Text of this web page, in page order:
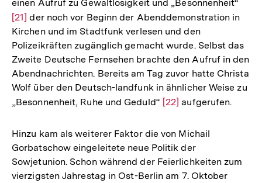
einen Aufruf zu Gewaltlosigkeit und „Besonnenheit“
[21] der noch vor Beginn der Abenddemonstration in
Kirchen und im Stadtfunk verlesen und den
Polizeikräften zugänglich gemacht wurde. Selbst das
Zweite Deutsche Fernsehen brachte den Aufruf in den
Abendnachrichten. Bereits am Tag zuvor hatte Christa
Wolf über den Deutsch-landfunk in ähnlicher Weise zu
„Besonnenheit, Ruhe und Geduld“ Zur
der
Fußnote
[22] aufgerufen.
Hinzu kam als weiterer Faktor die von Michail
Gorbatschow eingeleitete neue Politik der
Sowjetunion. Schon während der Feierlichkeiten zum
vierzigsten Jahrestag in Ost-Berlin am 7. Oktober